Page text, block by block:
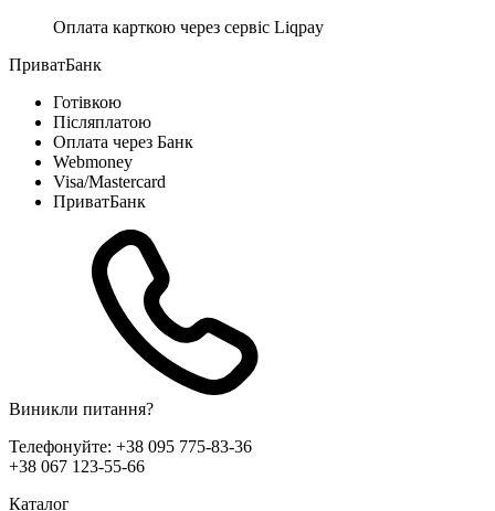
Оплата карткою через сервіс Liqpay
ПриватБанк
Готівкою
Післяплатою
Оплата через Банк
Webmoney
Visa/Mastercard
ПриватБанк
Виникли питання?
Телефонуйте: +38 095 775-83-36
+38 067 123-55-66
Каталог